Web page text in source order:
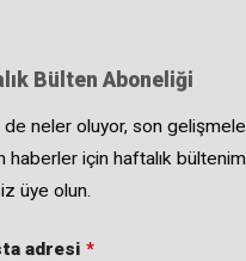
Bülten Aboneliği
de neler oluyor, son
haberler için haftalık
üye olun.
adresi *